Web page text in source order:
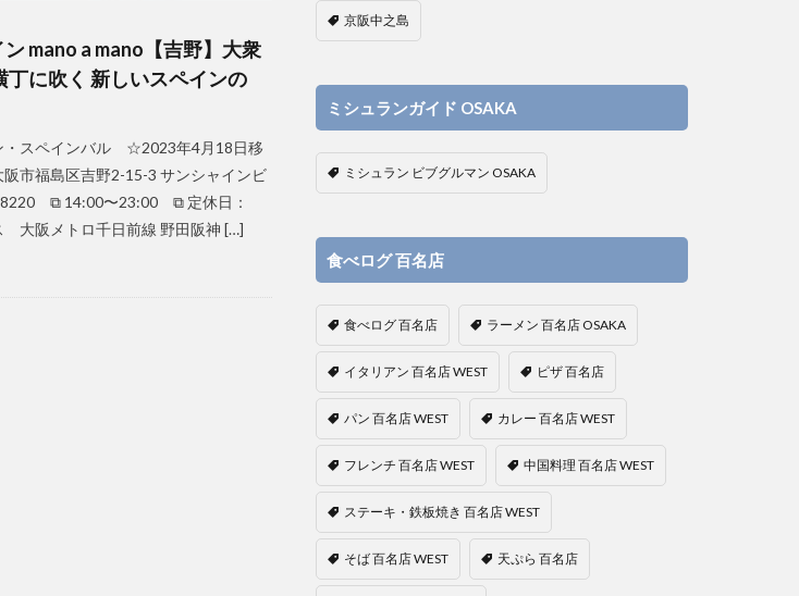
mano a mano【吉野】大衆
丁に吹く 新しいスペインの
・スペインバル ☆2023年4月18日移
市福島区吉野2-15-3 サンシャインビ
⧉ 14:00〜23:00 ⧉ 定休日：
阪メトロ千日前線 野田阪神 […]
京阪中之島
ミシュランガイド OSAKA
ミシュラン ビブグルマン OSAKA
食べログ 百名店
食べログ 百名店 ラーメン 百名店 OSAKA
イタリアン 百名店 WEST ピザ 百名店
パン 百名店 WEST カレー 百名店 WEST
フレンチ 百名店 WEST 中国料理 百名店 WEST
ステーキ・鉄板焼き 百名店 WEST
そば 百名店 WEST 天ぷら 百名店